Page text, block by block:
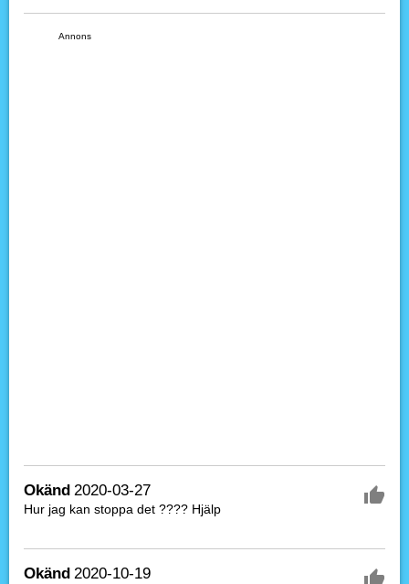
Annons
Okänd 2020-03-27
Hur jag kan stoppa det ???? Hjälp
Okänd 2020-10-19